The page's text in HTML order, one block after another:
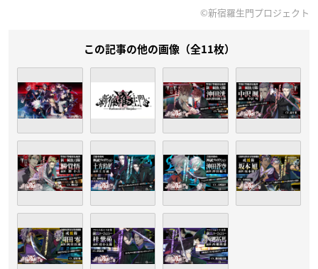
現代に蘇る幕末転生奇譚ADV
【CERO】
審査予定
企画・原案・プロデューサー：風之宮そのえ
脚本：菜摘かんな・風之宮そのえ
【制作】
花梨エンターテイメント
©新宿羅生門プロジェクト
この記事の他の画像（全11枚）